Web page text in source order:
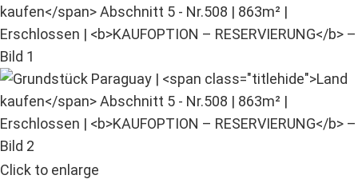
Click to enlarge